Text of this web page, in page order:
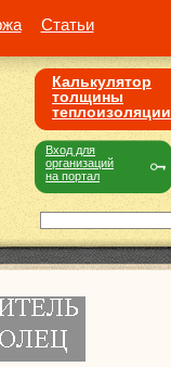
Статьи
Калькулятор
толщины
теплоизоляции
Вход для
организаций
на портал